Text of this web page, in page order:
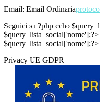
Email: Email Ordinaria
Seguici su ?php echo
$query_lista_social['nome'];?>
$query_lista_social['nome'];?>
Privacy UE GDPR